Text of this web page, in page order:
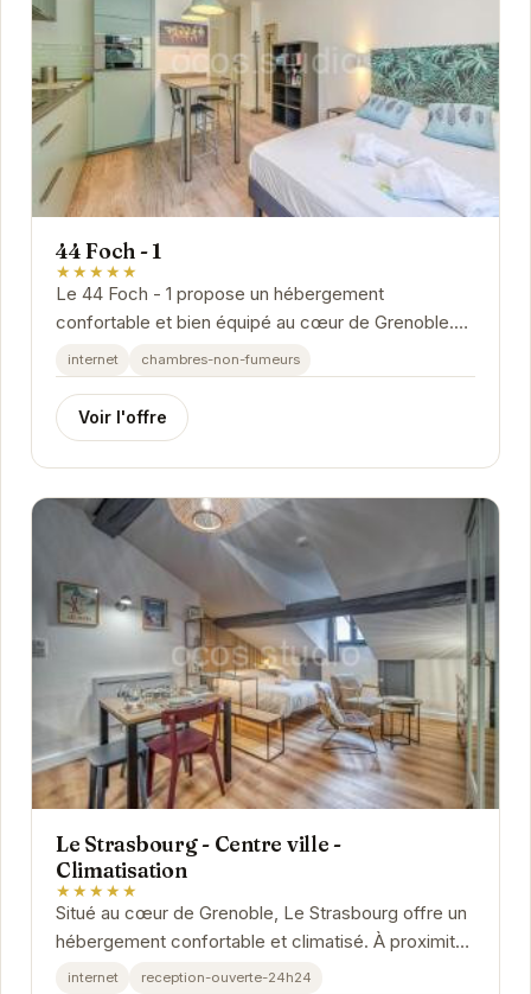
44 Foch - 1
★★★★★
Le 44 Foch - 1 propose un hébergement
confortable et bien équipé au cœur de Grenoble.
Idéal pour les voyageurs d'affaires et les touristes,
cet...
internet chambres-non-fumeurs
Voir l'offre
Le Strasbourg - Centre ville -
Climatisation
★★★★★
Situé au cœur de Grenoble, Le Strasbourg offre un
hébergement confortable et climatisé. À proximité
des transports en commun, des restaurants...
internet reception-ouverte-24h24